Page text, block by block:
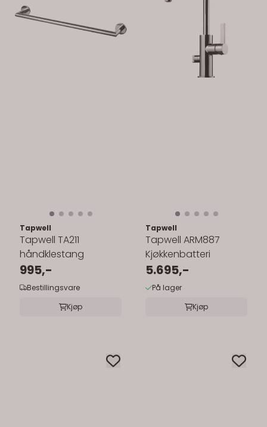
Tapwell
Tapwell TA211
håndklestang
995,-
Bestillingsvare
Kjøp
Tapwell
Tapwell ARM887
Kjøkkenbatteri
5.695,-
På lager
Kjøp